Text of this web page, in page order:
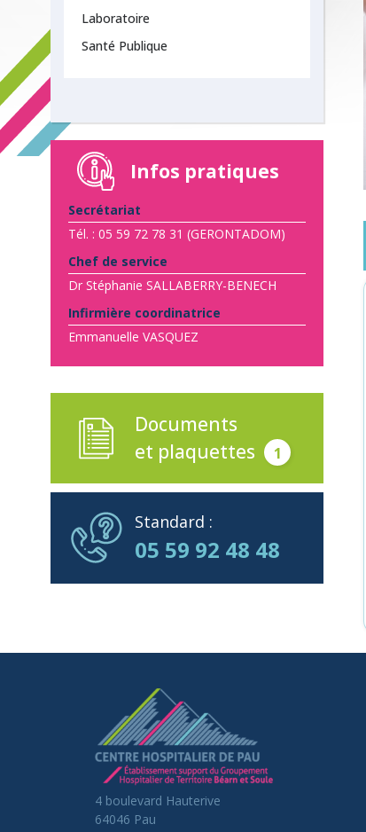
Laboratoire
Santé Publique
Infos pratiques
Secrétariat
Tél. : 05 59 72 78 31 (GERONTADOM)
Chef de service
Dr Stéphanie SALLABERRY-BENECH
Infirmière coordinatrice
Emmanuelle VASQUEZ
Documents
et plaquettes
1
Standard :
05 59 92 48 48
4 boulevard Hauterive
64046 Pau